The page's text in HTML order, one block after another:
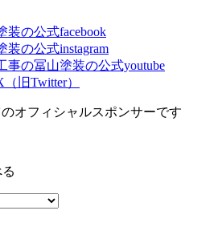
オフィシャルスポンサーです